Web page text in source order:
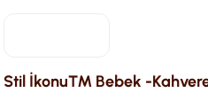
Stil İkonu™ Bebek -